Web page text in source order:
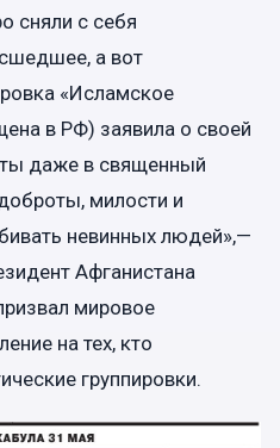
сняли с себя
а вот
«Исламское
в РФ) заявила о своей
даже в священный
милости и
невинных людей»,—
Афганистана
мировое
на тех, кто
группировки.